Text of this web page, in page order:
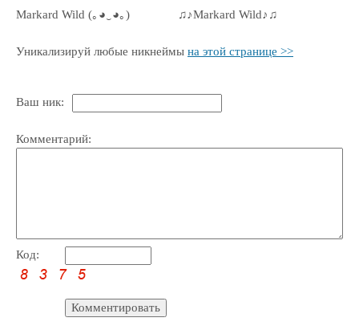
Markard Wild (｡◕‿◕｡) ♫♪Markard Wild♪♫
Уникализируй любые никнеймы на этой странице >>
Ваш ник:
Комментарий:
Код: